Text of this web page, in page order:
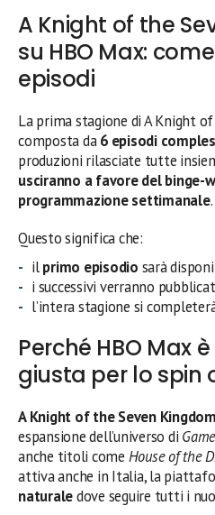
A Knight of the
su HBO Max:
episodi
La prima stagione di A Knight
composta da6 episodi
produzioni rilasciate tutte
usciranno a favore del binge-
programmazione settimanale.
Questo significa che:
ilprimo episodio sarà
i successivi verranno
l’intera stagione si
Perché HBO Max
giusta per lo spin
A Knight of the Seven
espansione dell’universo di
anche titoli come House of the
attiva anche in Italia, la
naturaledove seguire tutti i